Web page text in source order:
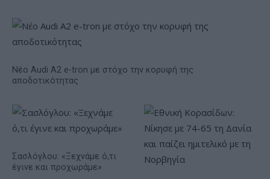
Νέο Audi A2 e-tron με στόχο την κορυφή της
αποδοτικότητας
Σασλόγλου: «Ξεχνάμε ό,τι
έγινε και προχωράμε»